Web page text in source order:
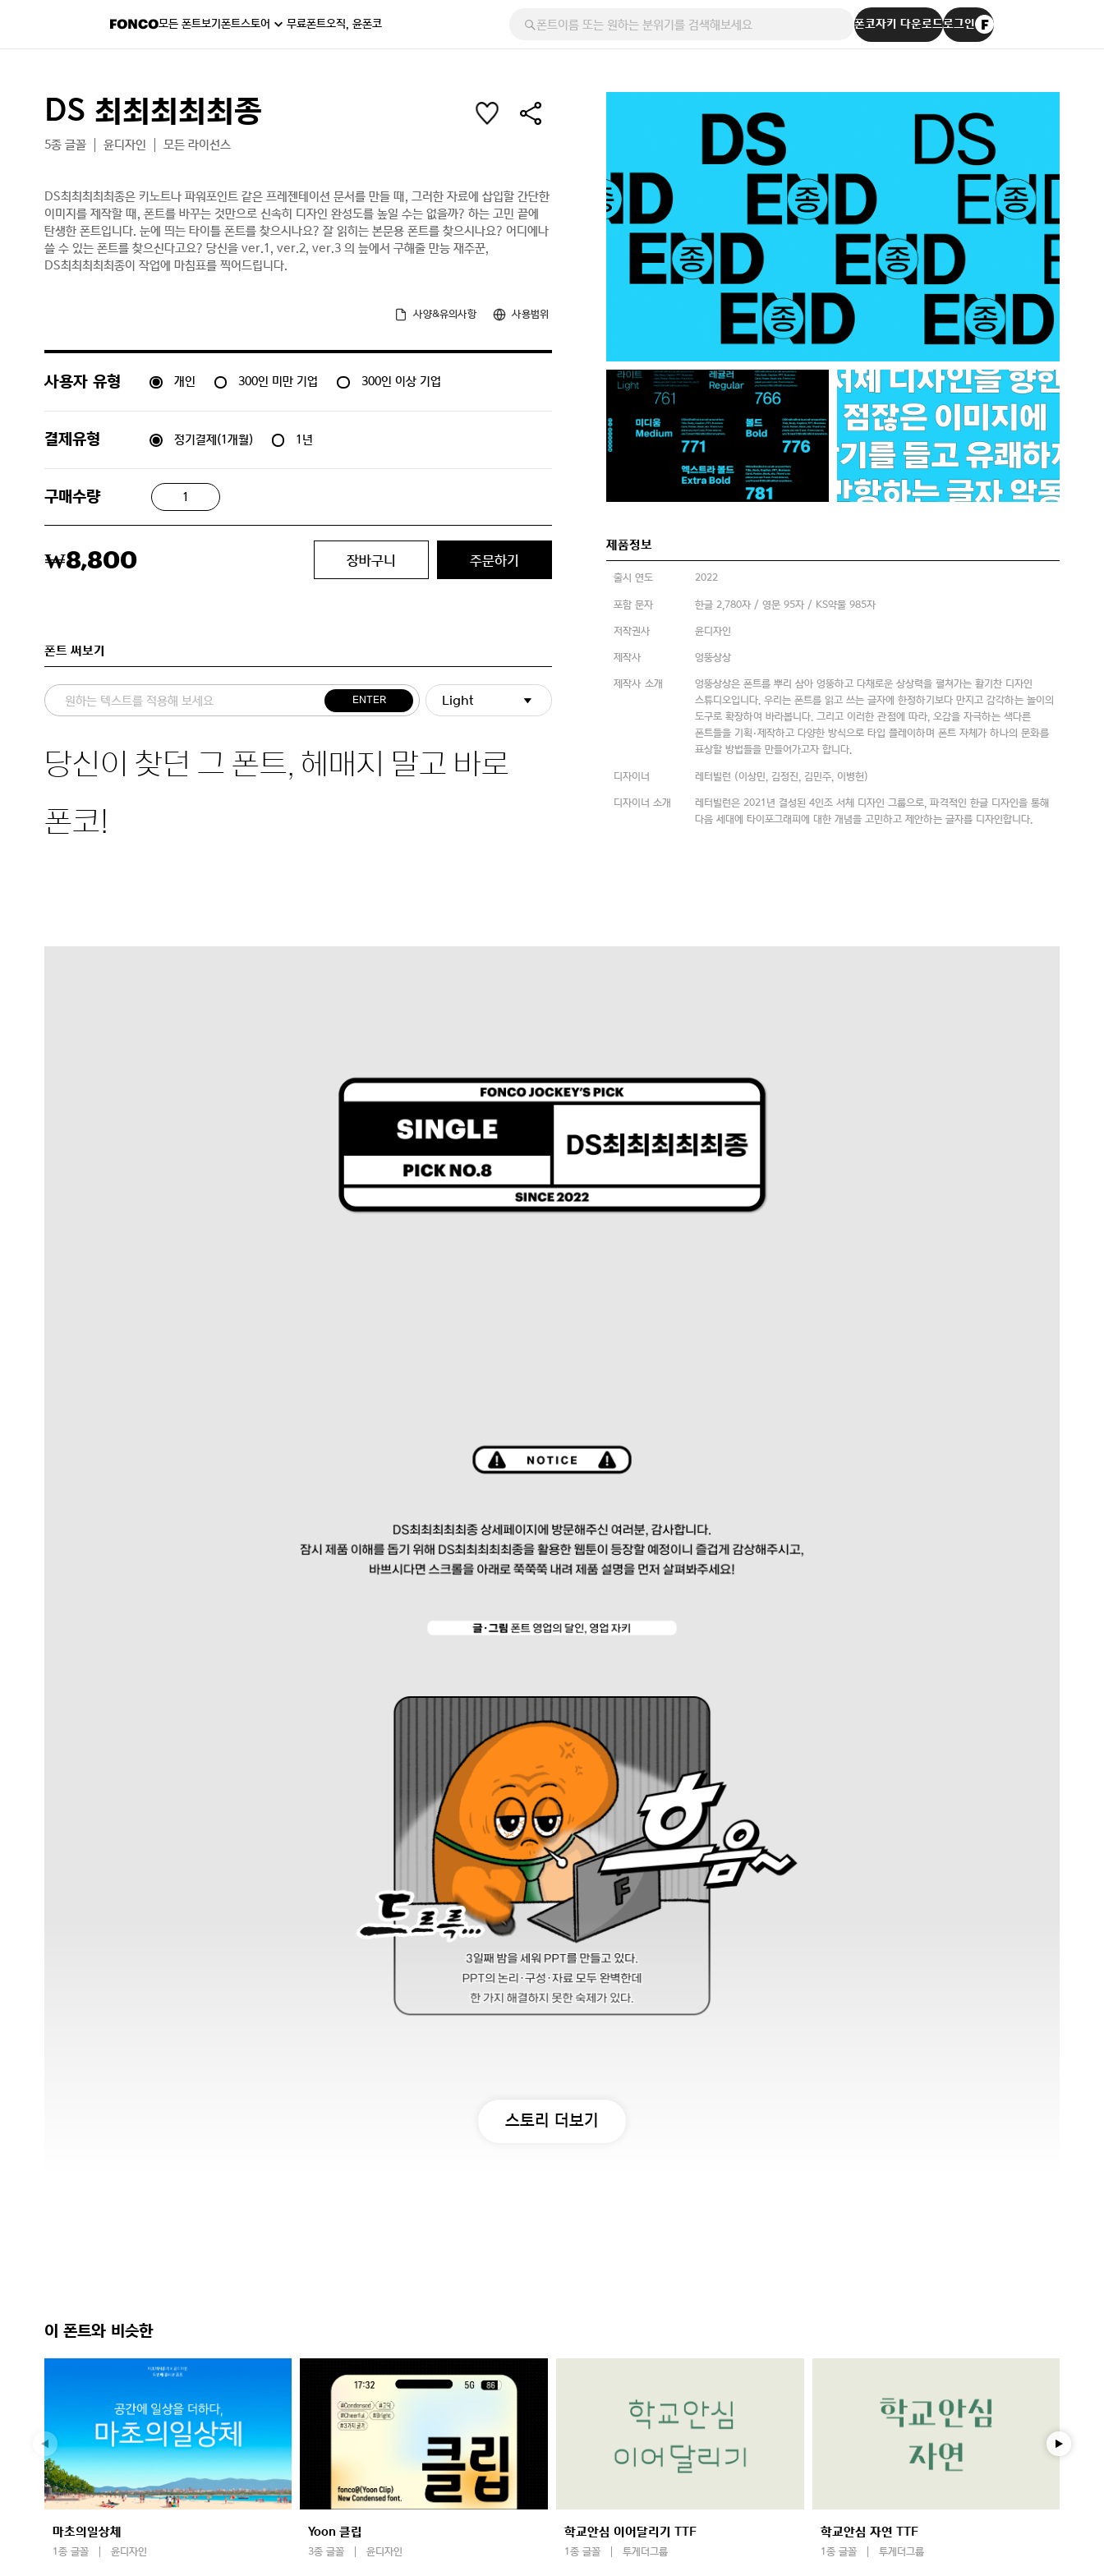
모든 폰트보기폰트스토어 무료폰트오직, 윤폰코 폰코자키 다운로드로그인
DS 최최최최최종
5종 글꼴 윤디자인 모든 라이선스
DS최최최최최종은 키노트나 파워포인트 같은 프레젠테이션 문서를 만들 때, 그러한 자료에 삽입할 간단한
이미지를 제작할 때, 폰트를 바꾸는 것만으로 신속히 디자인 완성도를 높일 수는 없을까? 하는 고민 끝에
탄생한 폰트입니다. 눈에 띄는 타이틀 폰트를 찾으시나요? 잘 읽히는 본문용 폰트를 찾으시나요? 어디에나
쓸 수 있는 폰트를 찾으신다고요? 당신을 ver.1, ver.2, ver.3 의 늪에서 구해줄 만능 재주꾼,
DS최최최최최종이 작업에 마침표를 찍어드립니다.
제품정보
출시 연도 2022
포함 문자 한글 2,780자 / 영문 95자 / KS약물 985자
저작권사 윤디자인
제작사 엉뚱상상
제작사 소개
엉뚱상상은 폰트를 뿌리 삼아 엉뚱하고 다채로운 상상력을 펼쳐가는 활기찬 디자인
스튜디오입니다. 우리는 폰트를 읽고 쓰는 글자에 한정하기보다 만지고 감각하는 놀이의
도구로 확장하여 바라봅니다. 그리고 이러한 관점에 따라, 오감을 자극하는 색다른
폰트들을 기획·제작하고 다양한 방식으로 타입 플레이하며 폰트 자체가 하나의 문화를
표상할 방법들을 만들어가고자 합니다.
디자이너 레터빌런 (이상민, 김정진, 김민주, 이병헌)
디자이너 소개
레터빌런은 2021년 결성된 4인조 서체 디자인 그룹으로, 파격적인 한글 디자인을 통해
다음 세대에 타이포그래피에 대한 개념을 고민하고 제안하는 글자를 디자인합니다.
사양&유의사항 사용범위
사용자 유형 개인 300인 미만 기업 300인 이상 기업
결제유형 정기결제(1개월) 1년
구매수량
₩8,800 장바구니 주문하기
폰트 써보기
ENTER Light
스토리 더보기
이 폰트와 비슷한
마초의일상체
1종 글꼴 윤디자인
Yoon 클립
3종 글꼴 윤디자인
학교안심 이어달리기 TTF
1종 글꼴 투게더그룹
학교안심 자연 TTF
1종 글꼴 투게더그룹